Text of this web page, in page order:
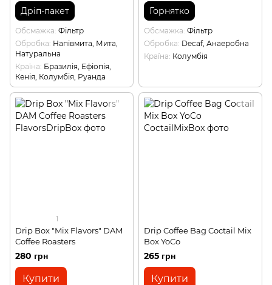
Дріп-пакет
Обсмажка Фільтр
Обробка Напівмита, Мита,
Натуральна
Країна Бразилія, Ефіопія,
Кенія, Колумбія, Руанда
Горнятко
Обсмажка Фільтр
Обробка Decaf, Анаеробна
Країна Колумбія
1
Drip Box "Mix Flavors" DAM
Coffee Roasters
280 грн
Купити
Drip Coffee Bag Coctail Mix
Box YoCo
265 грн
Купити